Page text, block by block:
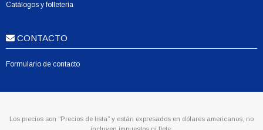
Catálogos y folletería
CONTACTO
Formulario de contacto
Los precios son “Precios de lista” y están expresados en dólares americanos, no